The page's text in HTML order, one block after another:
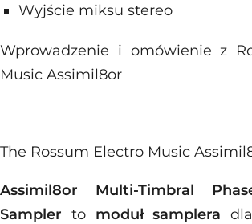
Wyjście miksu stereo
Wprowadzenie i omówienie z
Music Assimil8or
The Rossum Electro Music
Assimil8or Multi-Timbral
Sampler tomoduł samplera